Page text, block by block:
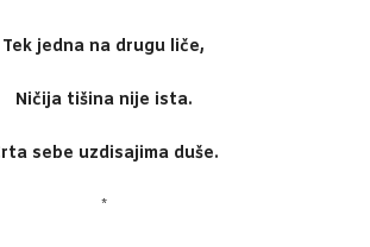
Tek jedna na drugu liče,
Ničija tišina nije ista.
sebe uzdisajima duše.
*